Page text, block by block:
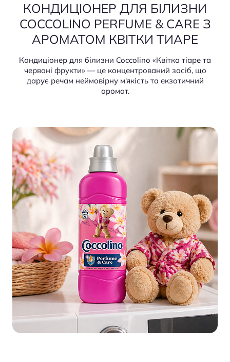
КОНДИЦІОНЕР ДЛЯ БІЛИЗНИ
COCCOLINO PERFUME & CARE З
АРОМАТОМ КВІТКИ ТИАРЕ
Кондиціонер для білизни Coccolino «Квітка тіаре та
червоні фрукти» — це концентрований засіб, що
дарує речам неймовірну м'якість та екзотичний
аромат.